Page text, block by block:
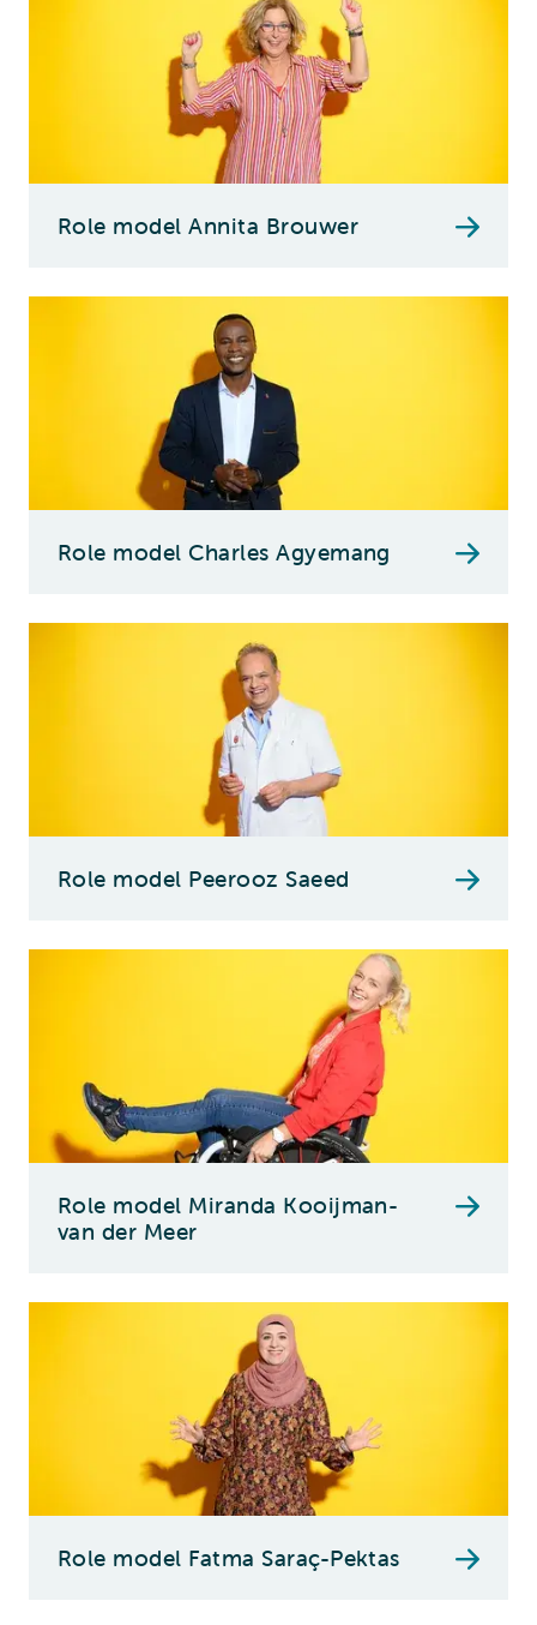
Role model Annita Brouwer
Role model Charles Agyemang
Role model Peerooz Saeed
Role model Miranda Kooijman-
van der Meer
Role model Fatma Saraç-Pektas